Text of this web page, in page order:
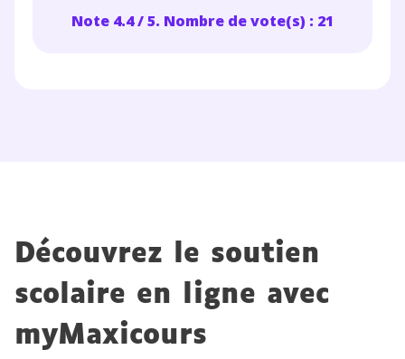
Note 4.4 / 5. Nombre de vote(s) : 21
Découvrez le soutien
scolaire en ligne avec
myMaxicours